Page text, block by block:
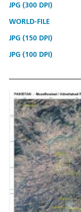
JPG (300 DPI)
WORLD-FILE
JPG (150 DPI)
JPG (100 DPI)